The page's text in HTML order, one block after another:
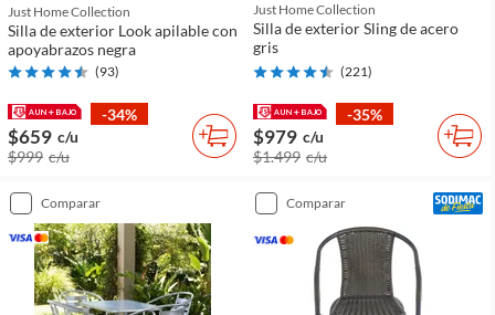
Just Home Collection
Silla de exterior Look apilable con
apoyabrazos negra
(93)
-34%
$659 c/u
$999 c/u
Just Home Collection
Silla de exterior Sling de acero
gris
(221)
-35%
$979 c/u
$1.499 c/u
comparar comparar